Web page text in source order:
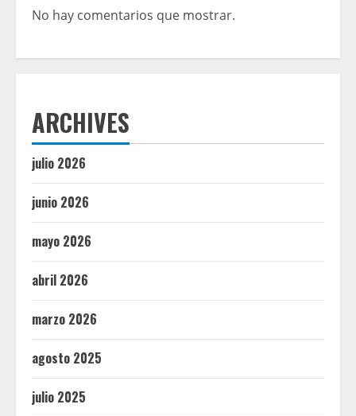
No hay comentarios que mostrar.
ARCHIVES
julio 2026
junio 2026
mayo 2026
abril 2026
marzo 2026
agosto 2025
julio 2025